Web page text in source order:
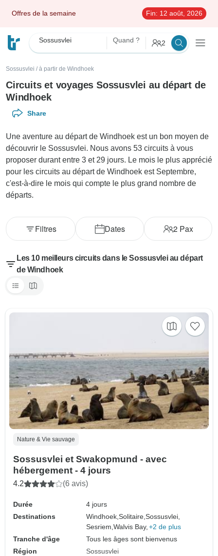
Offres de la semaine Fin: 12 août, 2026
Sossusvlei Quand ? 2
Sossusvlei / à partir de Windhoek
Circuits et voyages Sossusvlei au départ de
Windhoek
Share
Une aventure au départ de Windhoek est un bon moyen de
découvrir le Sossusvlei. Nous avons 53 circuits à vous
proposer durant entre 3 et 29 jours. Le mois le plus apprécié
pour les circuits au départ de Windhoek est Septembre,
c'est-à-dire le mois qui compte le plus grand nombre de
départs.
Dates 2Pax
Filtres
Les 10 meilleurs circuits dans le Sossusvlei au départ
de Windhoek
Nature & Vie sauvage
Sossusvlei et Swakopmund - avec
hébergement - 4 jours
4.2 (6 avis)
Durée
4 jours
Destinations
Windhoek,Solitaire,Sossusvlei,
Sesriem,Walvis Bay, +2 de plus
Tranche d'âge
Tous les âges sont bienvenus
Région
Sossusvlei